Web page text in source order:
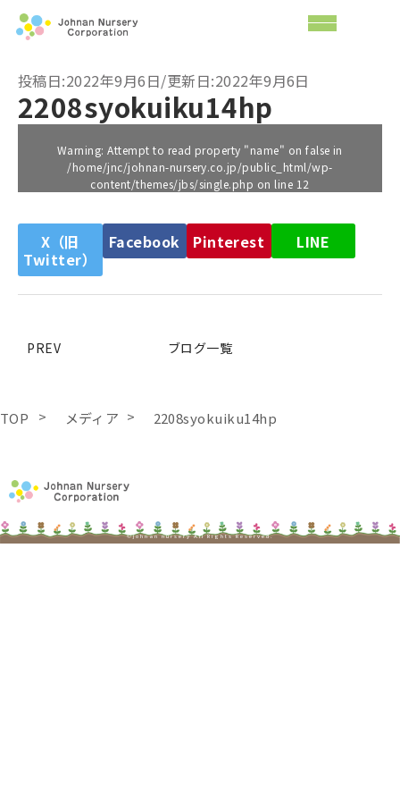
投稿日:2022年9月6日/更新日:2022年9月6日
2208syokuiku14hp
Warning: Attempt to read property "name" on false in
/home/jnc/johnan-nursery.co.jp/public_html/wp-
content/themes/jbs/single.php on line 12
X（旧
Twitter）
Facebook Pinterest LINE
PREV ブログ一覧
TOP メディア 2208syokuiku14hp
©johnan nursery All Rights Reserved.